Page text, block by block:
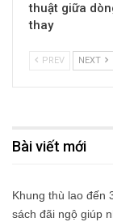
thuật giữa
thay
PREV NEXT
Bài viết mới
Khung thù lao đến
sách đãi ngộ giúp